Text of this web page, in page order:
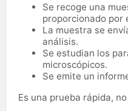
Se recoge una
proporcionado por
La muestra se
análisis.
Se estudian los
microscópicos.
Se emite un
Es una prueba rápida,